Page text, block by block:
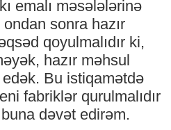
emalı məsələlərinə
ondan sonra hazır
qoyulmalıdır ki,
hazır məhsul
Bu istiqamətdə
fabriklər qurulmalıdır
dəvət edirəm.